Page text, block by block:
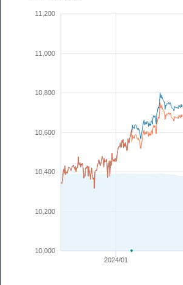
2024/01
10,000
10,400
10,800
11,200
10,200
10,600
11,000